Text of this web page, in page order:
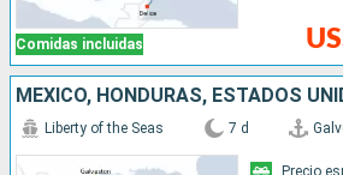
Comidas incluidas
MÉXICO, HONDURAS, ESTADOS
Liberty of the Seas 7 d
Precio